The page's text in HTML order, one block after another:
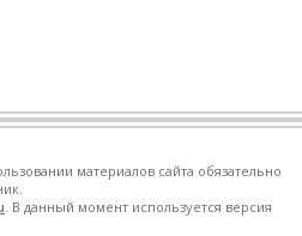
материалов сайта обязательно
. В данный момент используется версия